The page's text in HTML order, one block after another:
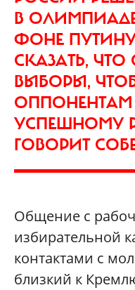
В
ФОНЕ
СКАЗАТЬ,
ВЫБОРЫ,
УСПЕШНОМУ
ГОВОРИТ
Общение с
избирательной
контактами с
близкий к